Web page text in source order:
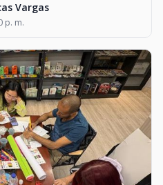
Vargas
p. m.